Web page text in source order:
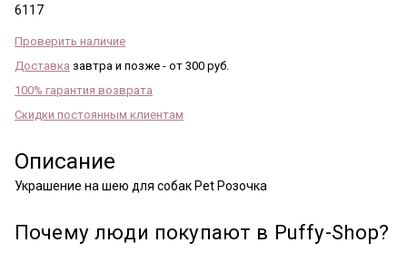
6117
Проверить наличие
Доставка завтра и позже - от 300 руб.
100% гарантия возврата
Скидки постоянным клиентам
Описание
Украшение на шею для собак Pet Розочка
Почему люди покупают в Puffy-Shop?